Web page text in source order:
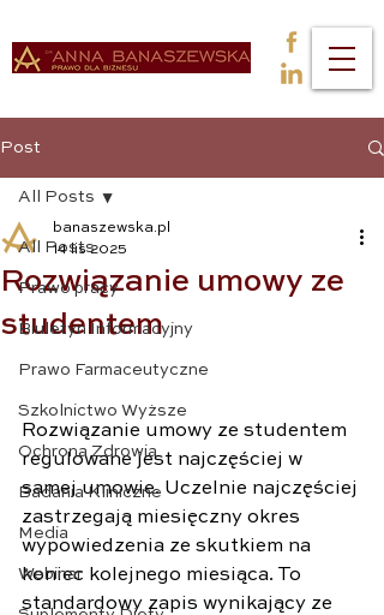
Post
All Posts
Prawo pracy
Biuletyn Informacyjny
Prawo Farmaceutyczne
Szkolnictwo Wyższe
Ochrona Zdrowia
Badania Kliniczne
Media
Webinar
All Posts
Rozwiązanie umowy ze
studentem
banaszewska.pl
14 lis 2025
Rozwiązanie umowy ze studentem
regulowane jest najczęściej w
samej umowie. Uczelnie najczęściej
zastrzegają miesięczny okres
wypowiedzenia ze skutkiem na
koniec kolejnego miesiąca. To
standardowy zapis wynikający ze